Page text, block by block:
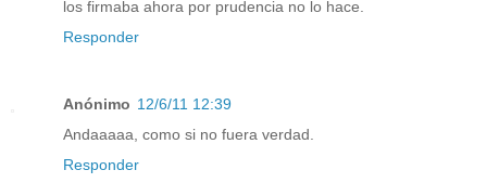
los firmaba ahora por prudencia no lo hace.
Responder
Anónimo 12/6/11 12:39
Andaaaaa, como si no fuera verdad.
Responder